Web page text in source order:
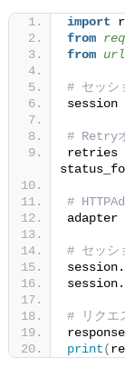
import
from
from
# セッシ
session
# Retry
retries
#
adapter
# セッシ
session.
session.
# リクエ
print(